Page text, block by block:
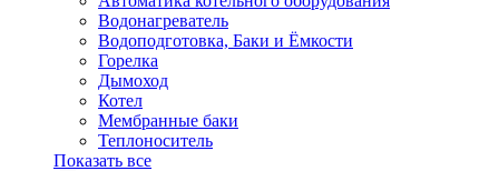
Водонагреватель
Водоподготовка, Баки и Ёмкости
Горелка
Дымоход
Котел
Мембранные баки
Теплоноситель
Показать все